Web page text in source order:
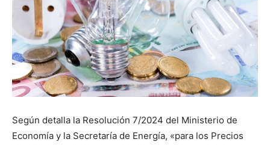
Según detalla la Resolución 7/2024 del Ministerio de
Economía y la Secretaría de Energía, «para los Precios